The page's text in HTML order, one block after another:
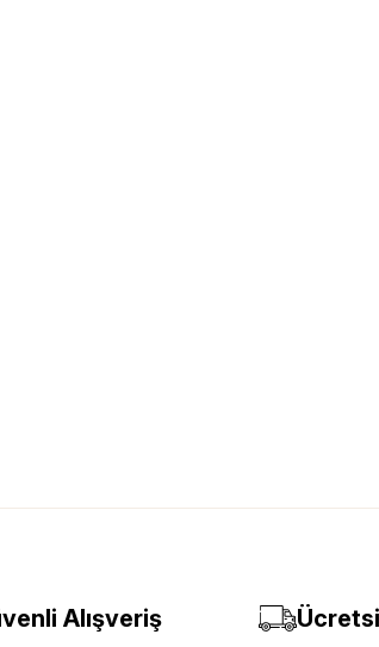
Alışveriş